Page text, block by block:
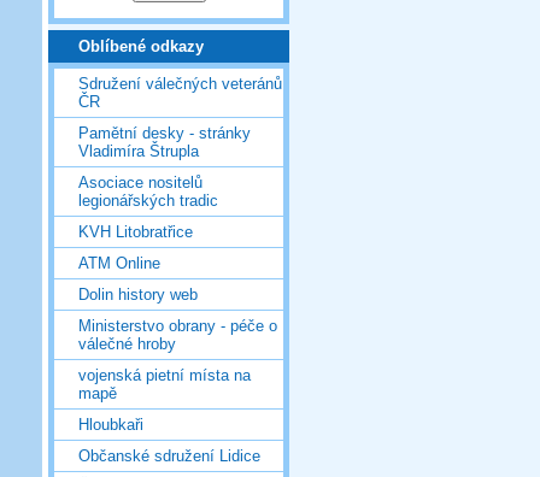
Oblíbené odkazy
Sdružení válečných veteránů
ČR
Pamětní desky - stránky
Vladimíra Štrupla
Asociace nositelů
legionářských tradic
KVH Litobratřice
ATM Online
Dolin history web
Ministerstvo obrany - péče o
válečné hroby
vojenská pietní místa na
mapě
Hloubkaři
Občanské sdružení Lidice